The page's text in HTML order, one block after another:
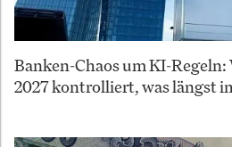
Banken-Chaos um KI-Regeln:
2027 kontrolliert, was längst